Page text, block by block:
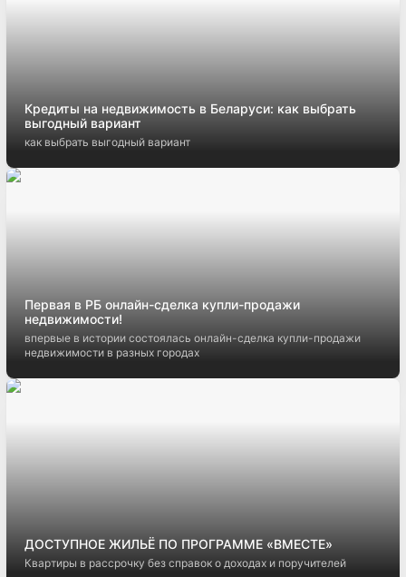
Кредиты на недвижимость в Беларуси: как выбрать
выгодный вариант
как выбрать выгодный вариант
Первая в РБ онлайн-сделка купли-продажи
недвижимости!
впервые в истории состоялась онлайн-сделка купли-продажи
недвижимости в разных городах
ДОСТУПНОЕ ЖИЛЬЁ ПО ПРОГРАММЕ «ВМЕСТЕ»
Квартиры в рассрочку без справок о доходах и поручителей